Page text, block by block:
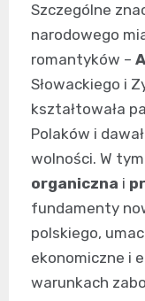
Szczególne
narodowego
romantyków –
Słowackiego i
kształtowała
Polaków i
wolności. W
organiczna i
fundamenty
polskiego,
ekonomiczne i
warunkach